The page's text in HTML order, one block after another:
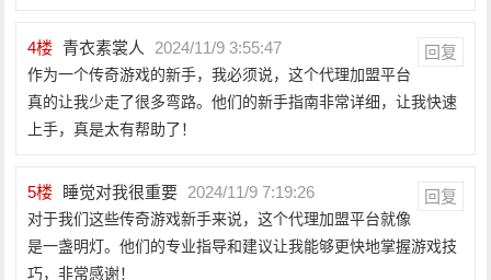
4楼 青衣素裳人 2024/11/9 3:55:47 回复
作为一个传奇游戏的新手，我必须说，这个代理加盟平台
真的让我少走了很多弯路。他们的新手指南非常详细，让我快速
上手，真是太有帮助了！
5楼 睡觉对我很重要 2024/11/9 7:19:26 回复
对于我们这些传奇游戏新手来说，这个代理加盟平台就像
是一盏明灯。他们的专业指导和建议让我能够更快地掌握游戏技
巧，非常感谢！